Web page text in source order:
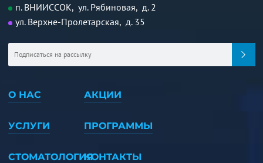
п. ВНИИССОК, ул. Рябиновая, д. 2
ул. Верхне-Пролетарская, д. 35
О НАС
УСЛУГИ
СТОМАТОЛОГИЯ
АКЦИИ
ПРОГРАММЫ
КОНТАКТЫ